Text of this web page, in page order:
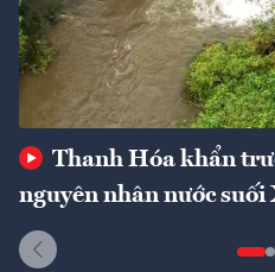
Thanh Hóa khẩn
nguyên nhân nước